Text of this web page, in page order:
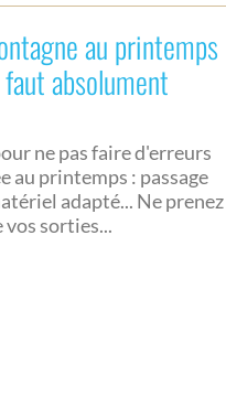
au printemps
absolument
ne pas faire d'erreurs
au printemps : passage
adapté... Ne prenez
vos sorties...